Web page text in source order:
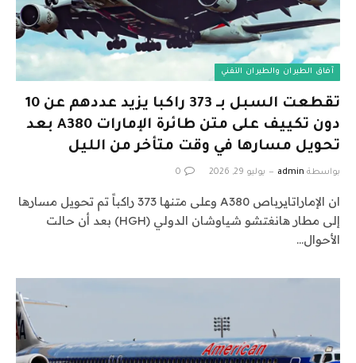
آفاق الطيران والطيران التقني
تقطعت السبل بـ 373 راكبا يزيد عددهم عن 10
دون تكييف على متن طائرة الإمارات A380 بعد
تحويل مسارها في وقت متأخر من الليل
بواسطة admin يوليو 29, 2026 0
ان الإماراتايرباص A380 وعلى متنها 373 راكباً تم تحويل مسارها
إلى مطار هانغتشو شياوشان الدولي (HGH) بعد أن حالت
الأحوال…